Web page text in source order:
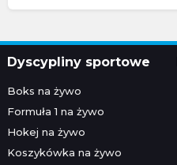
Dyscypliny sportowe
Boks na żywo
Formuła 1 na żywo
Hokej na żywo
Koszykówka na żywo